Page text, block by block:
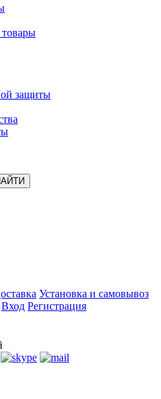
защиты
Установка и самовывоз
Вход Регистрация